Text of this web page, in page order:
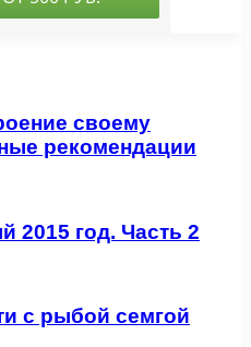
своему
рекомендации
2015 год. Часть 2
с рыбой семгой